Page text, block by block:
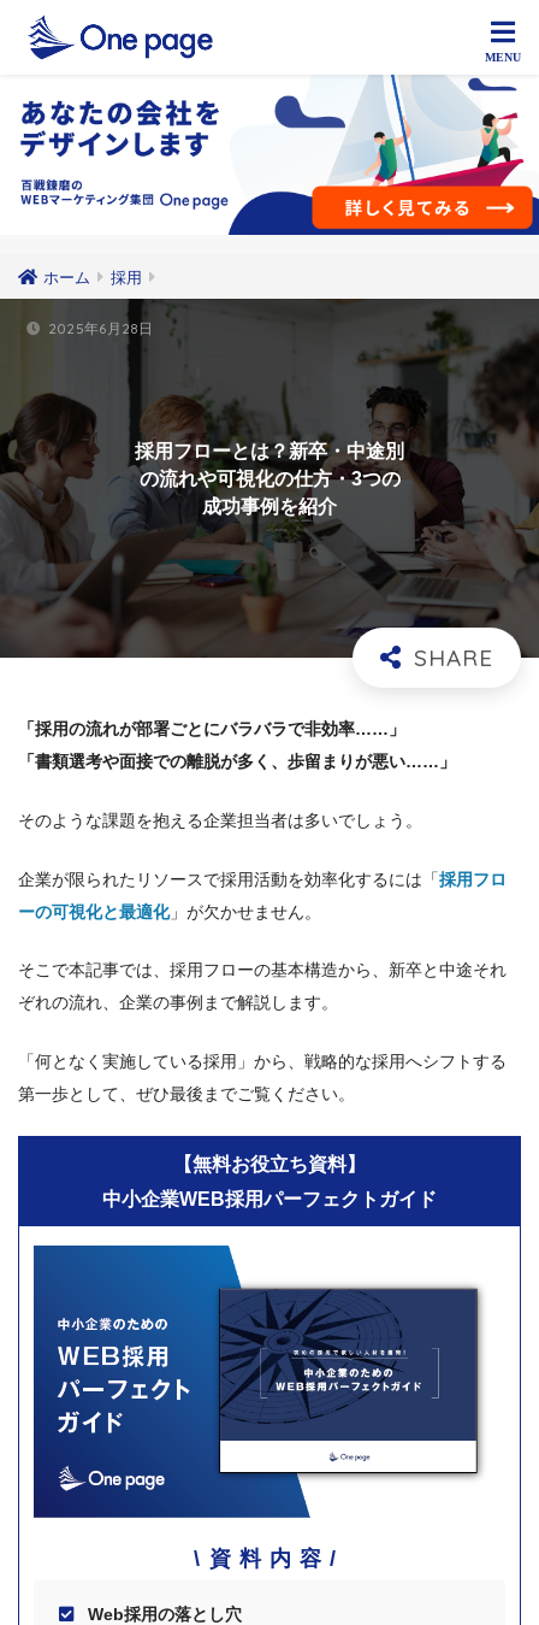
ホーム 採用
採用フローとは？新卒・中途別
の流れや可視化の仕方・3つの
成功事例を紹介
2025年6月28日
「採用の流れが部署ごとにバラバラで非効率……」
「書類選考や面接での離脱が多く、歩留まりが悪い……」
そのような課題を抱える企業担当者は多いでしょう。
企業が限られたリソースで採用活動を効率化するには「採用フロ
ーの可視化と最適化」が欠かせません。
そこで本記事では、採用フローの基本構造から、新卒と中途それ
ぞれの流れ、企業の事例まで解説します。
「何となく実施している採用」から、戦略的な採用へシフトする
第一歩として、ぜひ最後までご覧ください。
【無料お役立ち資料】
中小企業WEB採用パーフェクトガイド
資料内容
Web採用の落とし穴